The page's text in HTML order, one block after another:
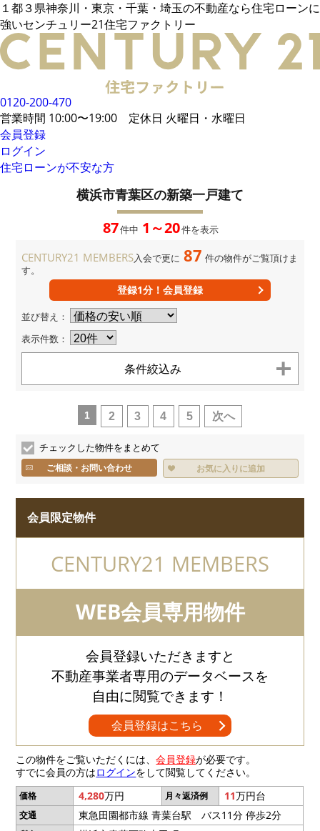
１都３県神奈川・東京・千葉・埼玉の不動産なら住宅ローンに
強いセンチュリー21住宅ファクトリー
0120-200-470
営業時間 10:00〜19:00 定休日 火曜日・水曜日
会員登録
ログイン
住宅ローンが不安な方
電話でご相談
メールでご相談
来店予約
LINEでお問い合わせ
お悩み例
その他借入がある場合
統計データ
借入事例
住宅ローンに強い
住宅ローン内緒話
会員特典
無料会員登録はこちら
ログイン
お気に入り一覧
所在地から探す
路線・駅から探す
MAP検索
値下げ物件
企業概要
店舗案内
お問い合わせ
横浜市青葉区の新築一戸建て
87件中 1～20件を表示
CENTURY21 MEMBERS入会で更に 87 件の物件がご覧頂けま
す。
登録1分！会員登録
並び替え：
表示件数：
条件絞込み
1 2 3 4 5 次へ
チェックした物件をまとめて
ご相談・お問い合わせ お気に入りに追加
会員限定物件
CENTURY21 MEMBERS
WEB会員専用物件
会員登録いただきますと
不動産事業者専用のデータベースを
自由に閲覧できます！
会員登録はこちら
この物件をご覧いただくには、会員登録が必要です。
すでに会員の方はログインをして閲覧してください。
価格 4,280万円 月々返済例 11万円台
交通 東急田園都市線 青葉台駅 バス11分 停歩2分